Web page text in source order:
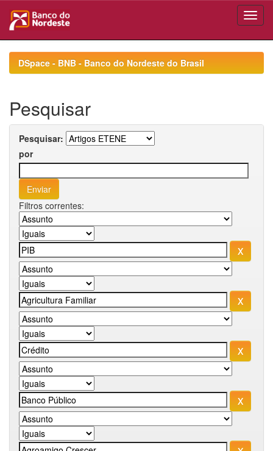
navigationDSpace - BNB - Banco do Nordeste do Brasil
Pesquisar
Pesquisar:
por
Filtros correntes: